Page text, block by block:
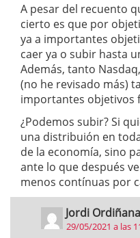
A pesar del recuento
cierto es que por
ya a importantes
caer ya o subir hasta
Además, tanto
(no he revisado más)
importantes objetivos
¿Podemos subir? Si
una distribuión en
de la economía, sino
ante lo que después
menos contínuas por
Jordi Ordiñana
29/05/2021 a las